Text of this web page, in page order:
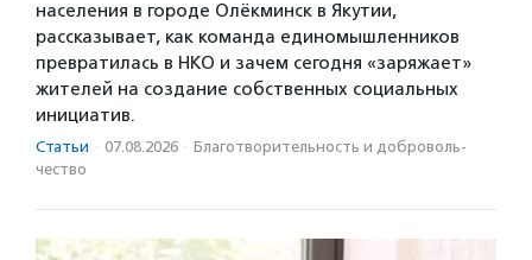
населения в городе Олёкминск в Якутии,
рассказывает, как команда единомышленников
превратилась в НКО и зачем сегодня «заряжает»
жителей на создание собственных социальных
инициатив.
Статьи · 07.08.2026 · Благотвори­тель­ность и доброволь­
чест­во